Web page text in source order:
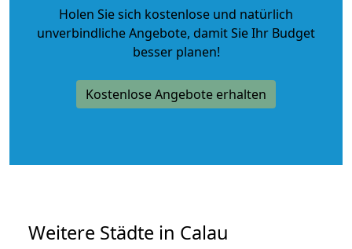
Holen Sie sich kostenlose und natürlich
unverbindliche Angebote, damit Sie Ihr Budget
besser planen!
Kostenlose Angebote erhalten
Weitere Städte in Calau